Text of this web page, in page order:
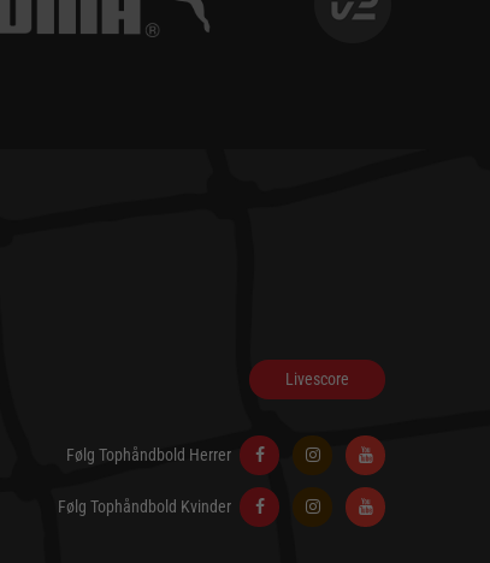
Livescore
Følg Tophåndbold Herrer
Følg Tophåndbold Kvinder